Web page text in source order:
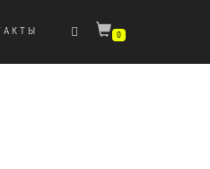
0